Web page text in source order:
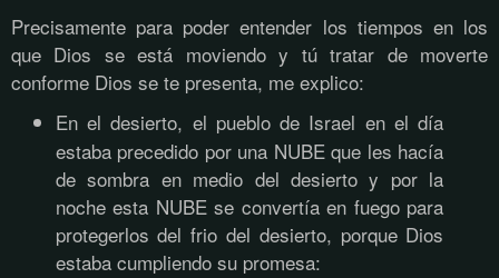
Precisamente para poder entender los tiempos en los
que Dios se está moviendo y tú tratar de moverte
conforme Dios se te presenta, me explico:
En el desierto, el pueblo de Israel en el día
estaba precedido por una NUBE que les hacía
de sombra en medio del desierto y por la
noche esta NUBE se convertía en fuego para
protegerlos del frio del desierto, porque Dios
estaba cumpliendo su promesa: